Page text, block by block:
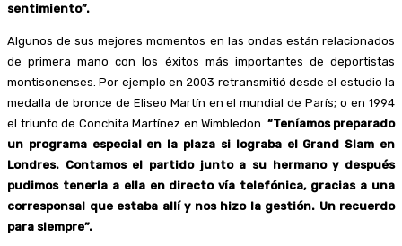
sentimiento”.
Algunos de sus mejores momentos en las ondas están relacionados
de primera mano con los éxitos más importantes de deportistas
montisonenses. Por ejemplo en 2003 retransmitió desde el estudio la
medalla de bronce de Eliseo Martín en el mundial de París; o en 1994
el triunfo de Conchita Martínez en Wimbledon. “Teníamos preparado
un programa especial en la plaza si lograba el Grand Slam en
Londres. Contamos el partido junto a su hermano y después
pudimos tenerla a ella en directo vía telefónica, gracias a una
corresponsal que estaba allí y nos hizo la gestión. Un recuerdo
para siempre”.